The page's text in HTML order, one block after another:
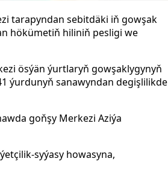
tarapyndan sebitdäki iň gowşak
hökümetiň hiliniň pesligi we
ösýän ýurtlaryň gowşaklygynyň
ýurdunyň sanawyndan degişlilikde
goňşy Merkezi Aziýa
syýasy howasyna,